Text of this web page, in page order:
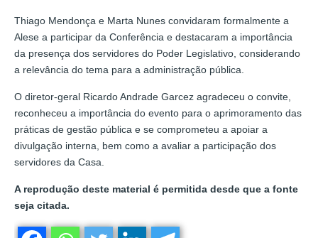
Thiago Mendonça e Marta Nunes convidaram formalmente a
Alese a participar da Conferência e destacaram a importância
da presença dos servidores do Poder Legislativo, considerando
a relevância do tema para a administração pública.
O diretor-geral Ricardo Andrade Garcez agradeceu o convite,
reconheceu a importância do evento para o aprimoramento das
práticas de gestão pública e se comprometeu a apoiar a
divulgação interna, bem como a avaliar a participação dos
servidores da Casa.
A reprodução deste material é permitida desde que a fonte
seja citada.